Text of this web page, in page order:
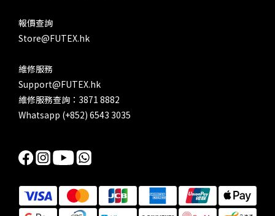
報價查詢
Store@FUTEX.hk
維修服務
Support@FUTEX.hk
維修服務查詢：3871 8882
Whatsapp (+852) 6543 3035